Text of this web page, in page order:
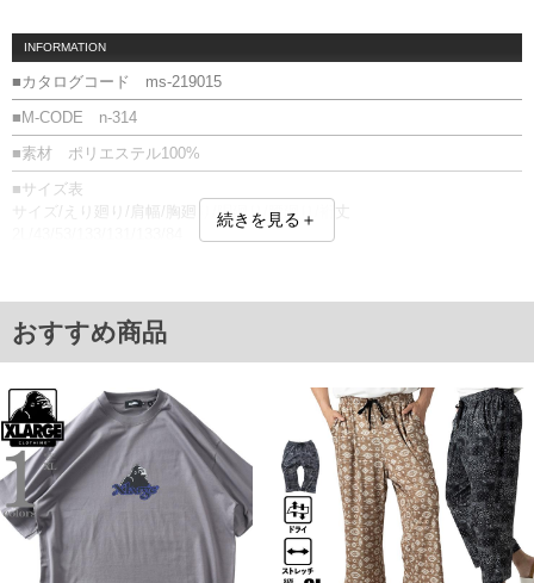
INFORMATION
■カタログコード ms-219015
■M-CODE n-314
■素材 ポリエステル100%
■サイズ表
サイズ/えり廻り/肩幅/胸廻り/胴廻り/腰廻り/裄丈
5L/49/59/151/149/151/88
6L/51/61/157/155/157/90
7L/53/63/163/161/163/90
単位はcm
※【返品交換について】
返品交換希望の方は、商品到着後1週間以内にご連絡ください。
下着(肌着)やワイシャツは商品の性質上、返品交換不可とさせて頂いております。予め
ご了承くださいませ。
※【ボトムの裾上げをご希望の場合】
裾上げ料金は500円+税となります。
備考欄に股下●cmとご記入下さい。（裾上げ無料対象商品は1本につき税込6,000円以
上の品が対象。1本5,999円以下の商品は有料（500円+税）となります。）
続きを見る＋
おすすめ商品